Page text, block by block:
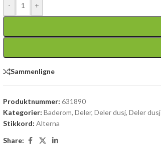
- +
Sammenligne
Produktnummer:631890
Kategorier: Baderom, Deler, Deler dusj, Deler dusj
Stikkord: Alterna
Share: